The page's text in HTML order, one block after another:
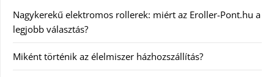
Nagykerekű elektromos rollerek: miért az Eroller-Pont.hu a
legjobb választás?
Miként történik az élelmiszer házhozszállítás?